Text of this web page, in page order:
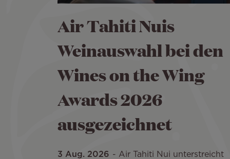
Air Tahiti Nuis
Weinauswahl bei den
Wines on the Wing
Awards 2026
ausgezeichnet
3 Aug. 2026
Air Tahiti Nui unterstreicht